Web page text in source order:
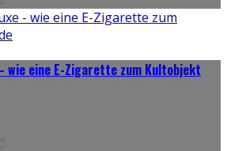
wie eine E-Zigarette zum Kultobjekt